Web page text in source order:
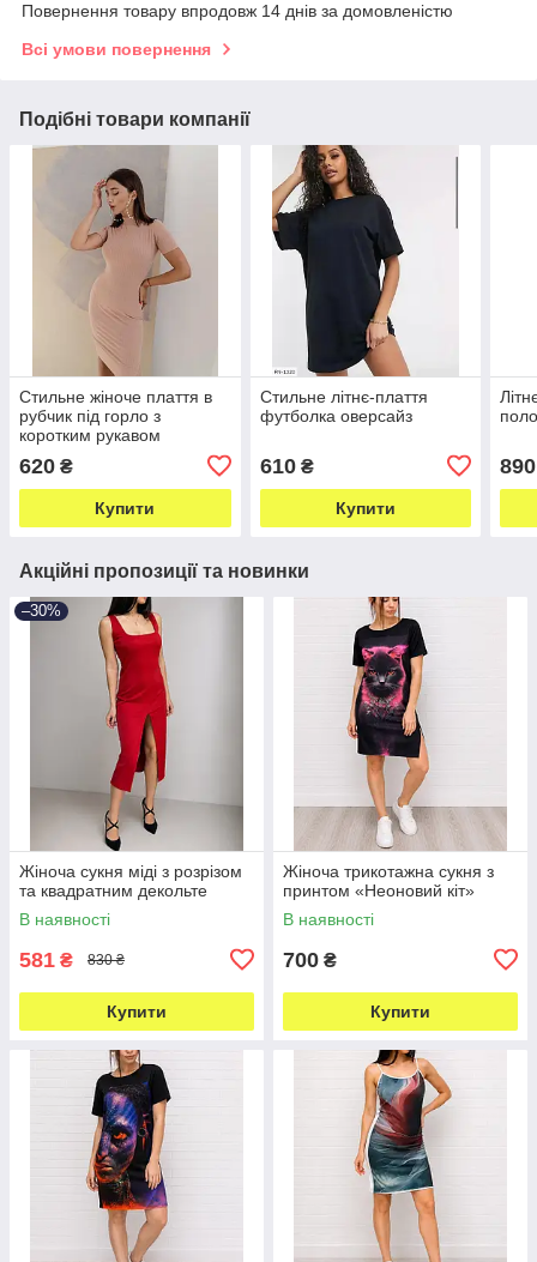
Повернення товару впродовж 14 днів за домовленістю
Всі умови повернення
Подібні товари компанії
Стильне жіноче плаття в
рубчик під горло з
коротким рукавом
620 ₴
Купити
Стильне літнє-плаття
футболка оверсайз
610₴
Купити
890
Акційні пропозиції та новинки
–30%
Жіноча сукня міді з розрізом
та квадратним декольте
В наявності
581 ₴ 830 ₴
Купити
Жіноча трикотажна сукня з
принтом «Неоновий кіт»
В наявності
700 ₴
Купити